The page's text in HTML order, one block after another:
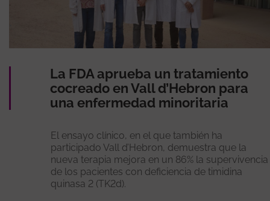
La FDA aprueba un tratamiento
cocreado en Vall d’Hebron para
una enfermedad minoritaria
El ensayo clínico, en el que también ha
participado Vall d’Hebron, demuestra que la
nueva terapia mejora en un 86% la supervivencia
de los pacientes con deficiencia de timidina
quinasa 2 (TK2d).